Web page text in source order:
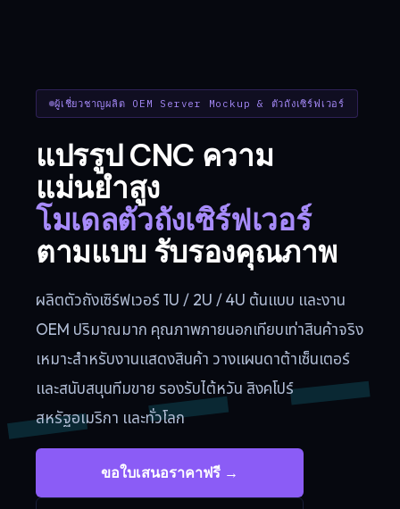
ผู้เชี่ยวชาญผลิต OEM Server Mockup & ตัวถังเซิร์ฟเวอร์
แปรรูป CNC ความ
แม่นยำสูง
โมเดลตัวถังเซิร์ฟเวอร์
ตามแบบ รับรองคุณภาพ
ผลิตตัวถังเซิร์ฟเวอร์ 1U / 2U / 4U ต้นแบบ และงาน
OEM ปริมาณมาก คุณภาพภายนอกเทียบเท่าสินค้าจริง
เหมาะสำหรับงานแสดงสินค้า วางแผนดาต้าเซ็นเตอร์
และสนับสนุนทีมขาย รองรับไต้หวัน สิงคโปร์
สหรัฐอเมริกา และทั่วโลก
ขอใบเสนอราคาฟรี →